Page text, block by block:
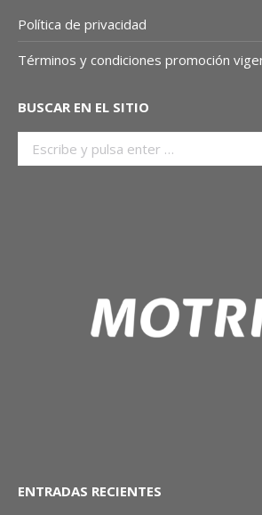
Política de privacidad
Términos y condiciones promoción
BUSCAR EN EL SITIO
ENTRADAS RECIENTES